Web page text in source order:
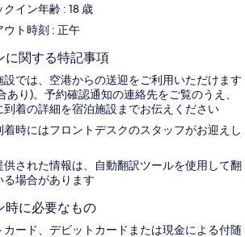
イン年齢 : 18 歳
ト時刻 : 正午
に関する特記事項
設では、空港からの送迎をご利用いただけます
あり)。予約確認通知の連絡先をご覧のうえ、
到着の詳細を宿泊施設までお伝えください
着時にはフロントデスクのスタッフがお迎えし
供された情報は、自動翻訳ツールを使用して翻
る場合があります
時に必要なもの
カード、デビットカードまたは現金による付随